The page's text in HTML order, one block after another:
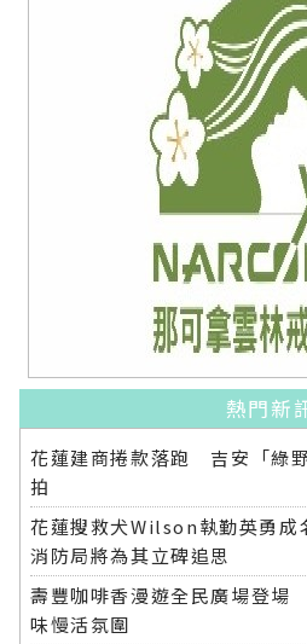
熱門新
花蓮建商捲款落跑 吉安「綠
拍
花蓮搜救犬Wilson執勤英勇
消防局將為其立碑追思
壽豐咖啡香漫遊全民廣場登場
味慢活氛圍